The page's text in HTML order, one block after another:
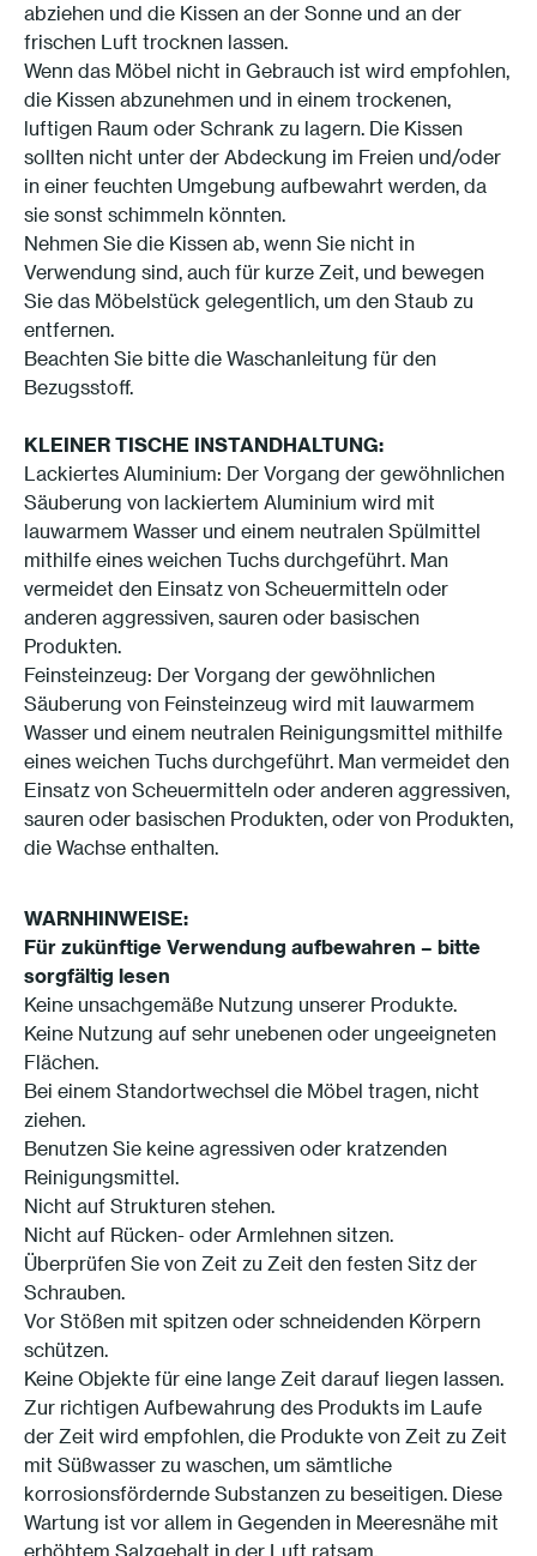
abziehen und die Kissen an der Sonne und an der
frischen Luft trocknen lassen.
Wenn das Möbel nicht in Gebrauch ist wird empfohlen,
die Kissen abzunehmen und in einem trockenen,
luftigen Raum oder Schrank zu lagern. Die Kissen
sollten nicht unter der Abdeckung im Freien und/oder
in einer feuchten Umgebung aufbewahrt werden, da
sie sonst schimmeln könnten.
Nehmen Sie die Kissen ab, wenn Sie nicht in
Verwendung sind, auch für kurze Zeit, und bewegen
Sie das Möbelstück gelegentlich, um den Staub zu
entfernen.
Beachten Sie bitte die Waschanleitung für den
Bezugsstoff.
KLEINER TISCHE INSTANDHALTUNG:
Lackiertes Aluminium: Der Vorgang der gewöhnlichen
Säuberung von lackiertem Aluminium wird mit
lauwarmem Wasser und einem neutralen Spülmittel
mithilfe eines weichen Tuchs durchgeführt. Man
vermeidet den Einsatz von Scheuermitteln oder
anderen aggressiven, sauren oder basischen
Produkten.
Feinsteinzeug: Der Vorgang der gewöhnlichen
Säuberung von Feinsteinzeug wird mit lauwarmem
Wasser und einem neutralen Reinigungsmittel mithilfe
eines weichen Tuchs durchgeführt. Man vermeidet den
Einsatz von Scheuermitteln oder anderen aggressiven,
sauren oder basischen Produkten, oder von Produkten,
die Wachse enthalten.
WARNHINWEISE:
Für zukünftige Verwendung aufbewahren – bitte
sorgfältig lesen
Keine unsachgemäße Nutzung unserer Produkte.
Keine Nutzung auf sehr unebenen oder ungeeigneten
Flächen.
Bei einem Standortwechsel die Möbel tragen, nicht
ziehen.
Benutzen Sie keine agressiven oder kratzenden
Reinigungsmittel.
Nicht auf Strukturen stehen.
Nicht auf Rücken- oder Armlehnen sitzen.
Überprüfen Sie von Zeit zu Zeit den festen Sitz der
Schrauben.
Vor Stößen mit spitzen oder schneidenden Körpern
schützen.
Keine Objekte für eine lange Zeit darauf liegen lassen.
Zur richtigen Aufbewahrung des Produkts im Laufe
der Zeit wird empfohlen, die Produkte von Zeit zu Zeit
mit Süßwasser zu waschen, um sämtliche
korrosionsfördernde Substanzen zu beseitigen. Diese
Wartung ist vor allem in Gegenden in Meeresnähe mit
erhöhtem Salzgehalt in der Luft ratsam.